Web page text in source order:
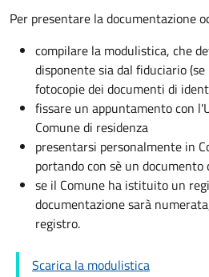
Per presentare la documentazione
compilare la modulistica, che
disponente sia dal fiduciario
fotocopie dei documenti di
fissare un appuntamento con
Comune di residenza
presentarsi personalmente in
portando con sè un
se il Comune ha istituito un
documentazione sarà
registro.
Scarica la modulistica